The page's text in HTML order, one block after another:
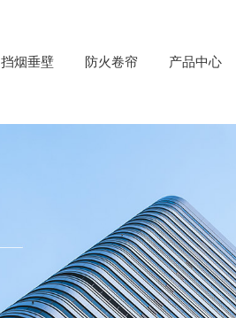
挡烟垂壁 防火卷帘 产品中心